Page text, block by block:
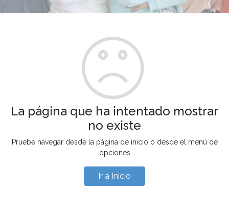
La página que ha intentado mostrar
no existe
Pruebe navegar desde la página de inicio o desde el menú de
opciones
Ir a Inicio